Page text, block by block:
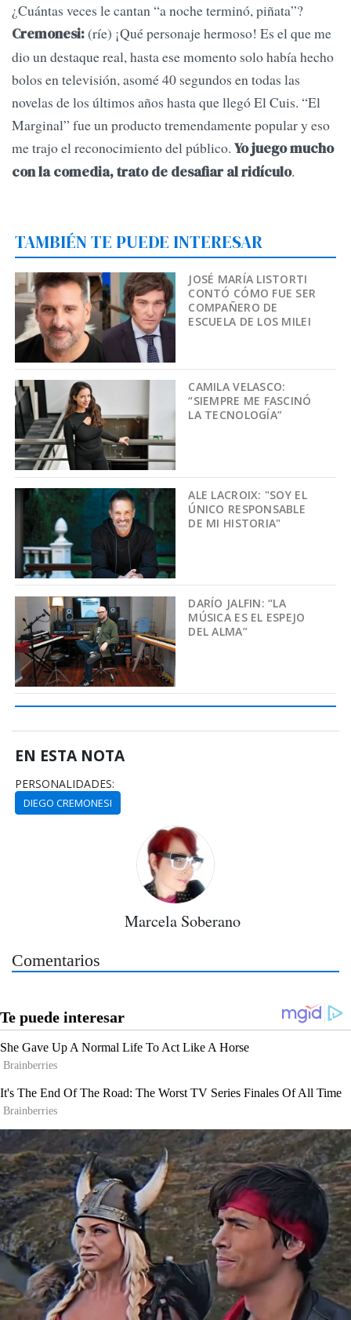
¿Cuántas veces le cantan “a noche terminó, piñata”?
Cremonesi:(ríe) ¡Qué personaje hermoso! Es el que me
dio un destaque real, hasta ese momento solo había hecho
bolos en televisión, asomé 40 segundos en todas las
novelas de los últimos años hasta que llegó El Cuis. “El
Marginal” fue un producto tremendamente popular y eso
me trajo el reconocimiento del público. Yo juego mucho
con la comedia, trato de desafiar al ridículo.
TAMBIÉN TE PUEDE INTERESAR
JOSÉ MARÍA LISTORTI
CONTÓ CÓMO FUE SER
COMPAÑERO DE
ESCUELA DE LOS MILEI
CAMILA VELASCO:
“SIEMPRE ME FASCINÓ
LA TECNOLOGÍA”
ALE LACROIX: "SOY EL
ÚNICO RESPONSABLE
DE MI HISTORIA"
DARÍO JALFIN: “LA
MÚSICA ES EL ESPEJO
DEL ALMA”
EN ESTA NOTA
PERSONALIDADES:
DIEGO CREMONESI
Marcela Soberano
Comentarios